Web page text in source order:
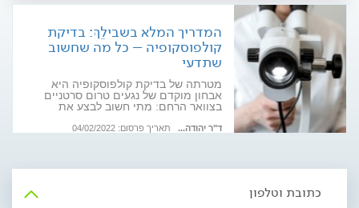
המדריך המלא בשבילֵךְ: בדיקת
קולפוסקופיה – כל מה שחשוב
שתדעי
מטרתה של בדיקת קולפוסקופיה היא
אבחון מוקדם של נגעים טרום סרטניים
בצוואר הרחם: מתי חשוב לבצע את
בכתבה באה
ד"ר יהודה... תאריך פרסום: 04/02/2022
כתובת וטלפון